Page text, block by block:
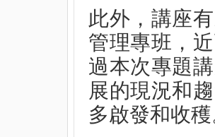
此外，講座
管理專班，
過本次專題
展的現況和
多啟發和收